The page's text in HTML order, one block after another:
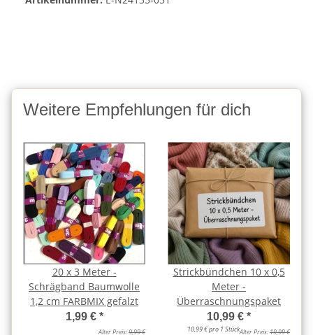
Weitere Empfehlungen für dich
20 x 3 Meter -
Schrägband Baumwolle
1,2 cm FARBMIX gefalzt
1,99 € *
Alter Preis:9,99 €
Strickbündchen 10 x 0,5
Meter -
Überraschnungspaket
10,99 € *
10,99 € pro 1 StückAlter Preis:19,99 €